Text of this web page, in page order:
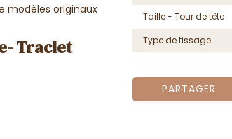
modèles originaux
Traclet
Taille - Tour de tête
Type de tissage
PARTAGER